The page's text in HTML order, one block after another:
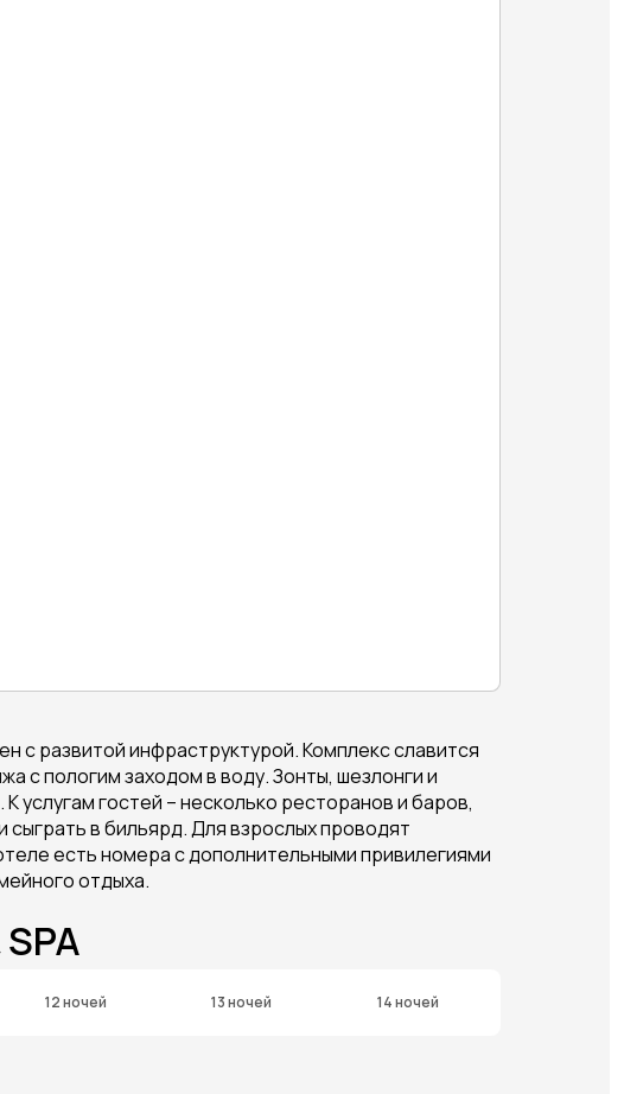
с развитой инфраструктурой. Комплекс славится
с пологим заходом в воду. Зонты, шезлонги и
гостей – несколько ресторанов и баров,
в бильярд. Для взрослых проводят
есть номера с дополнительными привилегиями
отдыха.
12 ночей 13 ночей 14 ночей